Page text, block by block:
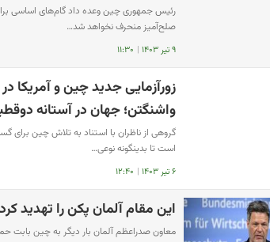
رئیس جمهوری چین وعده داد گام‌های اساسی
صلح‌آمیز منحرف نخواهد شد…
۹ تیر ۱۴۰۳ | ۱۱:۳۰
زورآزمایی جدید چین و آمریکا
واشنگتن؛ جهان در آستانه
گروهی از ناظران با استناد به تلاش چین برای
است تا بدینگونه نوعی…
۶ تیر ۱۴۰۳ | ۱۲:۴۰
این مقام آلمان پکن را تهدید
معاون صدراعظم آلمان بار دیگر به چین بابت